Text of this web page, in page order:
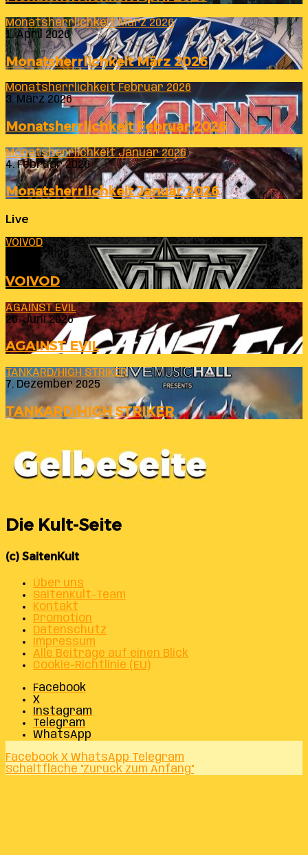
Monatsherrlichkeit März 2026
1. April 2026
Monatsherrlichkeit März 2026
Monatsherrlichkeit Februar 2026
3. März 2026
Monatsherrlichkeit Februar 2026
Monatsherrlichkeit Januar 2026
4. Februar 2026
Monatsherrlichkeit Januar 2026
Live
VOIVOD
23. Juli 2026
VOIVOD
AGAINST EVIL
26. Juni 2026
AGAINST EVIL
TANKARD/HIGH STRIKER
7. Dezember 2025
TANKARD/HIGH STRIKER
Die Kult-Seite
(c) SaitenKult
Über uns
SaitenKult-Team
Kontakt
Promotion
Datenschutz
Impressum
Alle Beiträge auf einen Blick
Cookie-Richtlinie (EU)
Facebook
X
Instagram
Telegram
WhatsApp
Facebook X WhatsApp Telegram
Schaltfläche "Zurück zum Anfang"